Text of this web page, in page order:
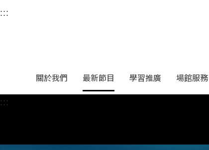
衛武營國家藝術文化中
中央內容區塊，為本頁主要內容區。
:::
關於我們 最新節目 學習推廣 場館服務
:::